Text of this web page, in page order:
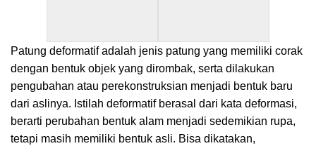
Patung deformatif adalah jenis patung yang memiliki corak
dengan bentuk objek yang dirombak, serta dilakukan
pengubahan atau perekonstruksian menjadi bentuk baru
dari aslinya. Istilah deformatif berasal dari kata deformasi,
berarti perubahan bentuk alam menjadi sedemikian rupa,
tetapi masih memiliki bentuk asli. Bisa dikatakan,